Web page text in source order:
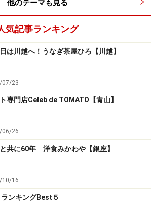
メインディッシュなしの「ビュッフ
登場。週末に予定が合わない方も、
る機会があれば、心満たされるラン
す。
やかしたい」「おしゃれにブランチ
う方にぴったりのブッフェは、ご友
イムや、大切な人との週末デート、
グの合間にも最適。月曜日から活力
褒美ランチとしてもおすすめです。
Buffet（土日祝日限定）
：30～13：30【第2部】13：30～
L.O.は終了30分前）
他のテーマも見る
気記事ランキング
は川越へ！うなぎ茶屋ひろ【川越】
07/23
専門店Celeb de TOMATO【青山】
06/26
共に60年 洋食みかわや【銀座】
10/16
ンキングBest５